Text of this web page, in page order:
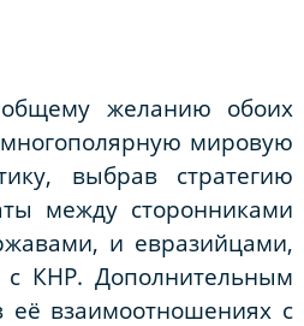
желанию обоих
мировую
выбрав стратегию
между сторонниками
и евразийцами,
с КНР. Дополнительным
взаимоотношениях с